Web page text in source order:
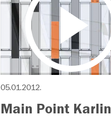
05.01.2012.
Main Point Karlin